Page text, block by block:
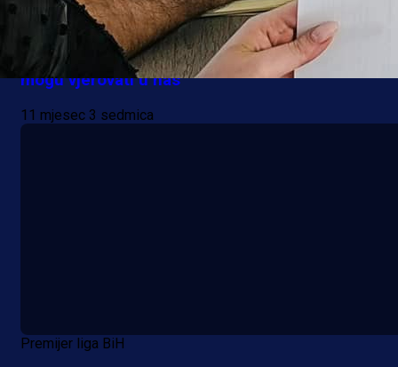
Premijer liga BiH
Slavno ime s Grbavice poručilo: Navijači i dalje
mogu vjerovati u nas
11 mjesec 3 sedmica
Premijer liga BiH